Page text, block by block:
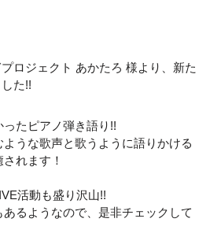
プロジェクト あかたろ 様より、新た
た!!
たピアノ弾き語り!!
うな歌声と歌うように語りかける
れます！
活動も盛り沢山!!
るようなので、是非チェックして